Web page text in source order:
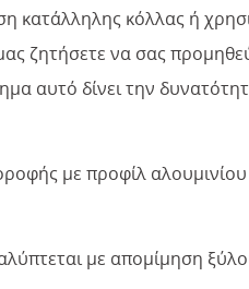
κατάλληλης κόλλας ή
ζητήσετε να σας
αυτό δίνει την
με προφίλ
με απομίμηση